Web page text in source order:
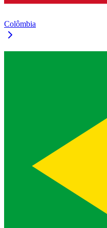
Colômbia